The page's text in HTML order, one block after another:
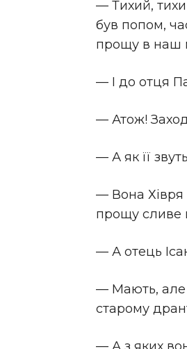
— Тихий,
був попом,
прощу в наш
— І до отця
— Атож!
— А як її
— Вона Хівря
прощу сливе
— А отець
— Мають, але
старому